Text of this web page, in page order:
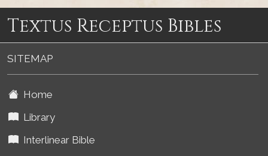
Textus Receptus Bibles
SITEMAP
Home
Library
Interlinear Bible